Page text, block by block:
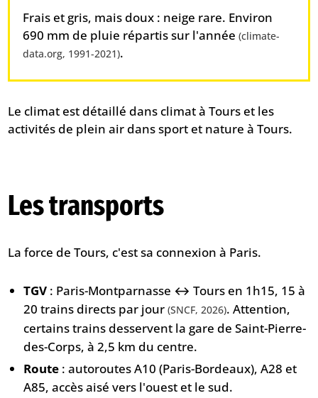
Frais et gris, mais doux : neige rare. Environ
690 mm de pluie répartis sur l'année(climate-
data.org, 1991-2021).
Le climat est détaillé dans climat à Tours et les
activités de plein air danssport et nature à Tours.
Les transports
La force de Tours, c'est sa connexion à Paris.
TGV : Paris-Montparnasse ↔ Tours en 1h15, 15 à
20 trains directs par jour(SNCF, 2026). Attention,
certains trains desservent la gare de Saint-Pierre-
des-Corps, à 2,5 km du centre.
Route : autoroutes A10 (Paris-Bordeaux), A28 et
A85, accès aisé vers l'ouest et le sud.